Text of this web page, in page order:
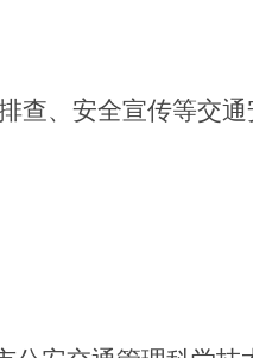
、安全宣传等交通